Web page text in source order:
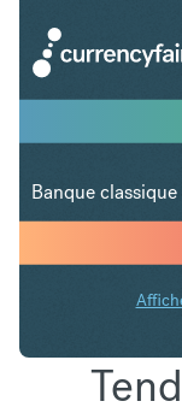
Banque classique